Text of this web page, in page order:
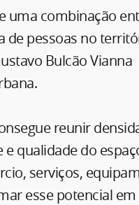
uma combinação
de pessoas no
Bulcão Vianna
reunir
qualidade do
serviços,
esse potencial